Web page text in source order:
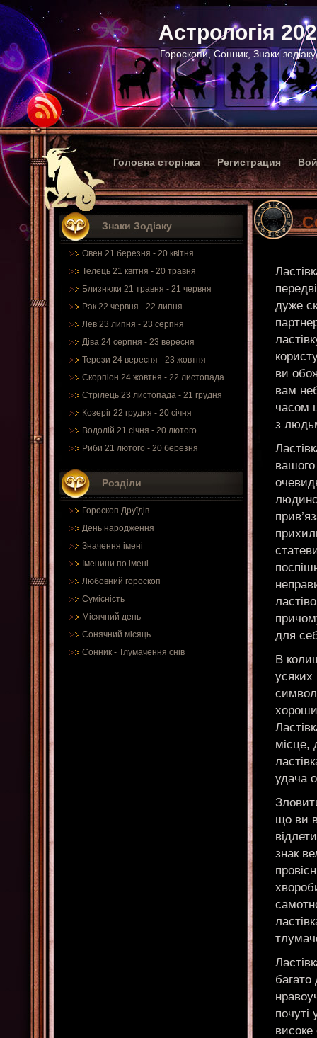
Астрологія
Гороскопи, Сонник, Знаки
Головна сторінка Регистрация
Знаки Зодіаку
Овен 21 березня - 20 квітня
Телець 21 квітня - 20 травня
Близнюки 21 травня - 21 червня
Рак 22 червня - 22 липня
Лев 23 липня - 23 серпня
Діва 24 серпня - 23 вересня
Терези 24 вересня - 23 жовтня
Скорпіон 24 жовтня - 22 листопада
Стрілець 23 листопада - 21 грудня
Козеріг 22 грудня - 20 січня
Водолій 21 січня - 20 лютого
Риби 21 лютого - 20 березня
Розділи
Гороскоп Друїдів
День народження
Значення імені
Іменини по імені
Любовний гороскоп
Сумісність
Місячний день
Сонячний місяць
Сонник - Тлумачення снів
дуже
ви
вам
часом
з
вашого
для
В
усяких
місце,
удача
що ви
знак
багато
почуті